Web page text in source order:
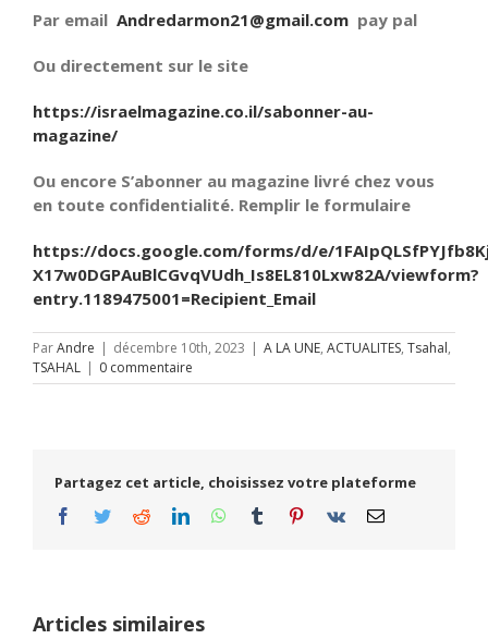
Par email Andredarmon21@gmail.com pay pal
Ou directement sur le site
https://israelmagazine.co.il/sabonner-au-
magazine/
Ou encore S’abonner au magazine livré chez vous
en toute confidentialité. Remplir le formulaire
https://docs.google.com/forms/d/e/
X17w0DGPAuBlCGvqVUdh_Is8EL810Lxw82A/viewform?
entry.1189475001=Recipient_Email
ParAndre | décembre 10th, 2023 | A LA UNE, ACTUALITES, Tsahal,
TSAHAL | 0 commentaire
Partagez cet article, choisissez votre plateforme
Facebook
TwitterRedditLinkedInWhatsApp
Tumblr Pinterest
Vk Email
Articles similaires